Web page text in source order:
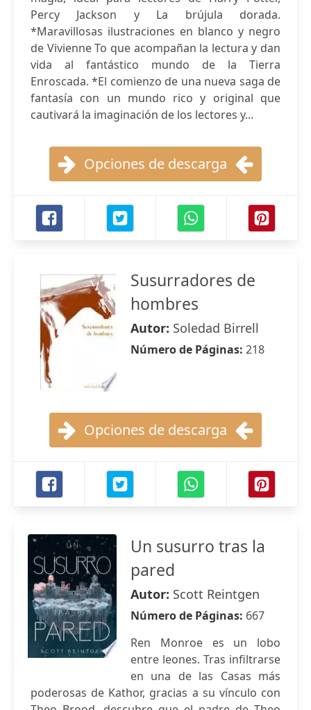
Percy Jackson y La brújula dorada.
*Maravillosas ilustraciones en blanco y negro
de Vivienne To que acompañan la lectura y dan
vida al fantástico mundo de la Tierra
Enroscada. *El comienzo de una nueva saga de
fantasía con un mundo rico y original que
cautivará la imaginación de los lectores y...
Opciones de descarga
Susurradores de
hombres
Autor: Soledad Birrell
Número de Páginas: 218
Opciones de descarga
Un susurro tras la
pared
Autor: Scott Reintgen
Número de Páginas: 667
Ren Monroe es un lobo
entre leones. Tras infiltrarse
en una de las Casas más
poderosas de Kathor, gracias a su vínculo con